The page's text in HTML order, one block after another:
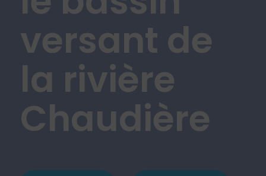
versant de
la rivière
Chaudière